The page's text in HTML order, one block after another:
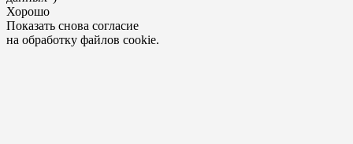
Хорошо
Показать снова согласие
на обработку файлов cookie.